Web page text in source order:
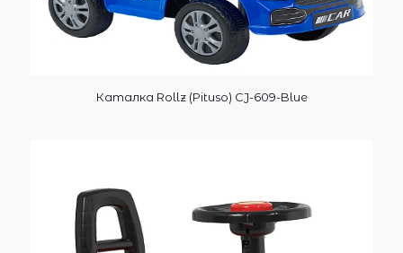
Каталка Rollz (Pituso) CJ-609-Blue